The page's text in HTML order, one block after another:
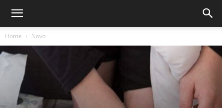
Home Novo